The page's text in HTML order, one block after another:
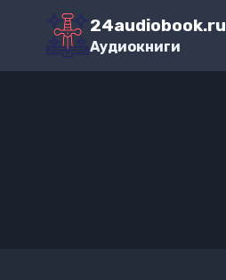
Перейти
содержимому
24audiobook.ru
Аудиокниги